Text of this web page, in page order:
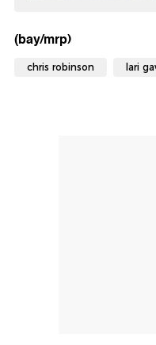
(bay/mrp)
chris robinson lari